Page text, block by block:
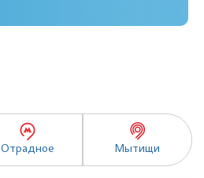
Отрадное Мытищи